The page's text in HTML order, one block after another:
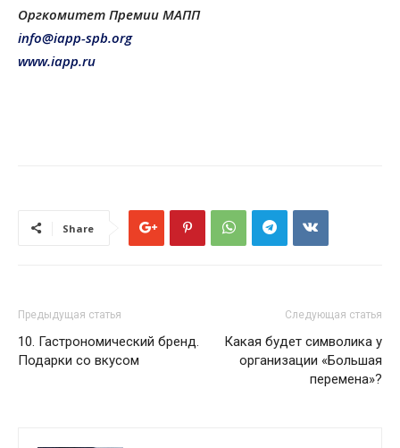
Оргкомитет Премии МАПП
info@iapp-spb.org
www.iapp.ru
Share
Предыдущая статья
10. Гастрономический бренд.
Подарки со вкусом
Следующая статья
Какая будет символика у
организации «Большая
перемена»?